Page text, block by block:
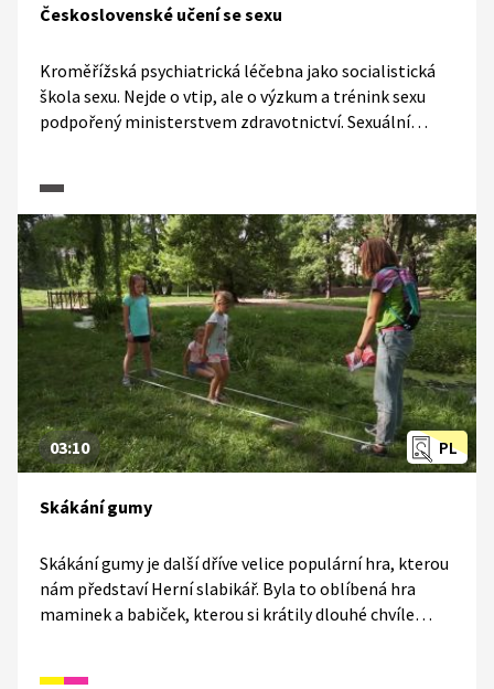
Československé učení se sexu
Kroměřížská psychiatrická léčebna jako socialistická
škola sexu. Nejde o vtip, ale o výzkum a trénink sexu
podpořený ministerstvem zdravotnictví. Sexuální
dokumentárního seriálu o sexualitě v Československu.
PL
03:10
Skákání gumy
Skákání gumy je další dříve velice populární hra, kterou
nám představí Herní slabikář. Byla to oblíbená hra
maminek a babiček, kterou si krátily dlouhé chvíle